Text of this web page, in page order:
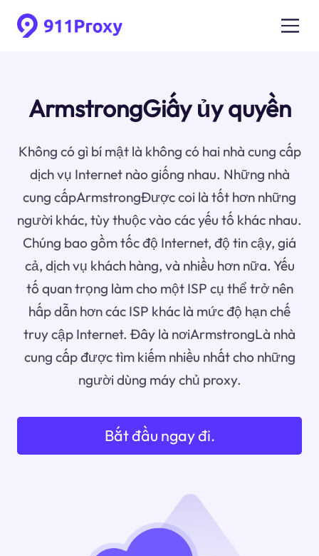
ArmstrongGiấy ủy quyền
Không có gì bí mật là không có hai nhà cung cấp
dịch vụ Internet nào giống nhau. Những nhà
cung cấpArmstrongĐược coi là tốt hơn những
người khác, tùy thuộc vào các yếu tố khác nhau.
Chúng bao gồm tốc độ Internet, độ tin cậy, giá
cả, dịch vụ khách hàng, và nhiều hơn nữa. Yếu
tố quan trọng làm cho một ISP cụ thể trở nên
hấp dẫn hơn các ISP khác là mức độ hạn chế
truy cập Internet. Đây là nơiArmstrongLà nhà
cung cấp được tìm kiếm nhiều nhất cho những
người dùng máy chủ proxy.
Bắt đầu ngay đi.